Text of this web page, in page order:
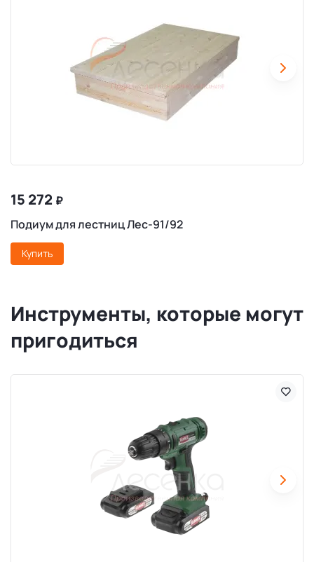
15 272 ₽
Подиум для лестниц Лес-91/92
Купить
Инструменты, которые могут
пригодиться